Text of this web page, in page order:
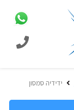
ידידיה סמסון